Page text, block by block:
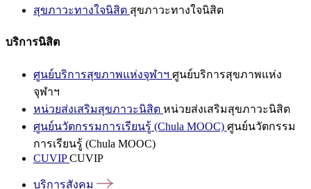
สุขภาวะทางใจนิสิต สุขภาวะทางใจนิสิต
บริการนิสิต
ศูนย์บริการสุขภาพแห่งจุฬาฯ ศูนย์บริการสุขภาพแห่ง
จุฬาฯ
หน่วยส่งเสริมสุขภาวะนิสิต หน่วยส่งเสริมสุขภาวะนิสิต
ศูนย์นวัตกรรมการเรียนรู้ (Chula MOOC) ศูนย์นวัตกรรม
การเรียนรู้ (Chula MOOC)
CUVIPCUVIP
บริการสังคม